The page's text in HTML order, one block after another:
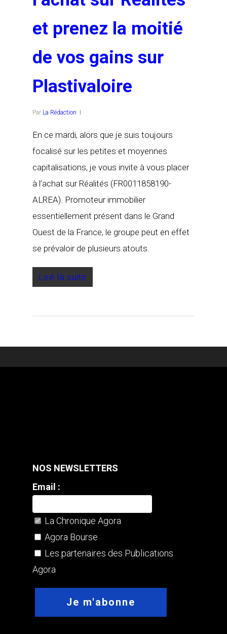
et prenez la moitié
de vos gains sur
Plastivaloire
Par La Rédaction
En ce mardi, alors que je suis toujours
focalisé sur les petites et moyennes
capitalisations, je vous invite à vous placer
à l’achat sur Réalités (FR0011858190-
ALREA). Promoteur immobilier
essentiellement présent dans le Grand
Ouest de la France, le groupe peut en effet
se prévaloir de plusieurs atouts.
Lire la suite
NOS NEWSLETTERS
Email :
La Chronique Agora
Agora Bourse
Les partenaires des Publications
Agora